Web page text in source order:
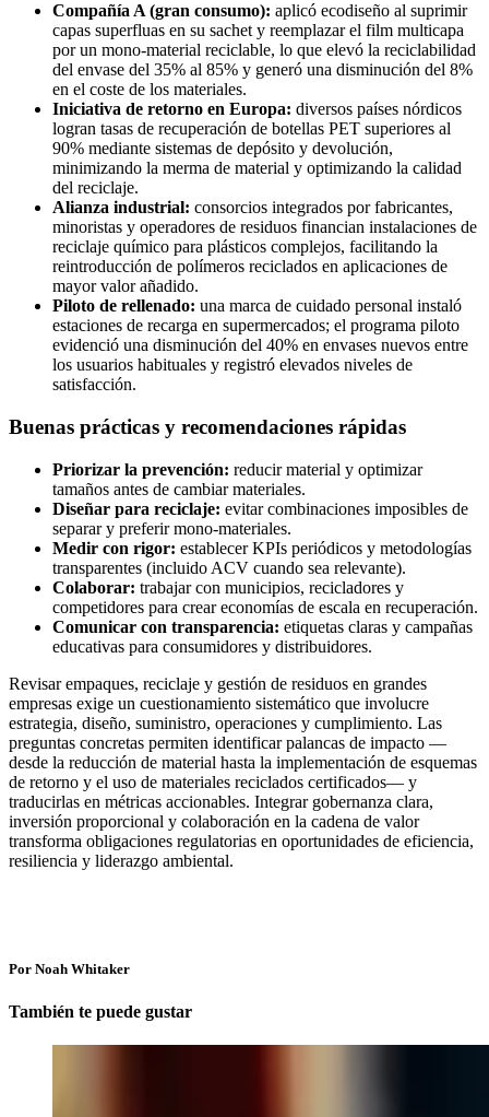
Compañía A (gran consumo): aplicó ecodiseño al suprimir
capas superfluas en su sachet y reemplazar el film multicapa
por un mono-material reciclable, lo que elevó la reciclabilidad
del envase del 35% al 85% y generó una disminución del 8%
en el coste de los materiales.
Iniciativa de retorno en Europa: diversos países nórdicos
logran tasas de recuperación de botellas PET superiores al
90% mediante sistemas de depósito y devolución,
minimizando la merma de material y optimizando la calidad
del reciclaje.
Alianza industrial: consorcios integrados por fabricantes,
minoristas y operadores de residuos financian instalaciones de
reciclaje químico para plásticos complejos, facilitando la
reintroducción de polímeros reciclados en aplicaciones de
mayor valor añadido.
Piloto de rellenado: una marca de cuidado personal instaló
estaciones de recarga en supermercados; el programa piloto
evidenció una disminución del 40% en envases nuevos entre
los usuarios habituales y registró elevados niveles de
satisfacción.
Buenas prácticas y recomendaciones rápidas
Priorizar la prevención: reducir material y optimizar
tamaños antes de cambiar materiales.
Diseñar para reciclaje: evitar combinaciones imposibles de
separar y preferir mono-materiales.
Medir con rigor: establecer KPIs periódicos y metodologías
transparentes (incluido ACV cuando sea relevante).
Colaborar: trabajar con municipios, recicladores y
competidores para crear economías de escala en recuperación.
Comunicar con transparencia: etiquetas claras y campañas
educativas para consumidores y distribuidores.
Revisar empaques, reciclaje y gestión de residuos en grandes
empresas exige un cuestionamiento sistemático que involucre
estrategia, diseño, suministro, operaciones y cumplimiento. Las
preguntas concretas permiten identificar palancas de impacto —
desde la reducción de material hasta la implementación de esquemas
de retorno y el uso de materiales reciclados certificados— y
traducirlas en métricas accionables. Integrar gobernanza clara,
inversión proporcional y colaboración en la cadena de valor
transforma obligaciones regulatorias en oportunidades de eficiencia,
resiliencia y liderazgo ambiental.
Por Noah Whitaker
También te puede gustar